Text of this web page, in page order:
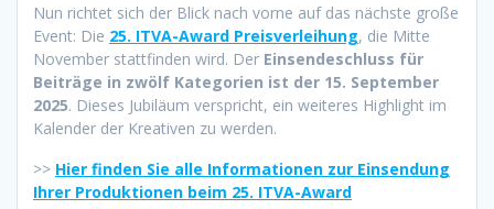
Nun richtet sich der Blick nach vorne auf das nächste große
Event: Die 25. ITVA-Award Preisverleihung, die Mitte
November stattfinden wird. Der Einsendeschluss für
Beiträge in zwölf Kategorien ist der 15. September
2025. Dieses Jubiläum verspricht, ein weiteres Highlight im
Kalender der Kreativen zu werden.
>> Hier finden Sie alle Informationen zur Einsendung
Ihrer Produktionen beim 25. ITVA-Award